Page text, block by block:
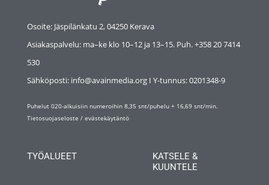
Osoite: Jäspilänkatu 2, 04250 Kerava
Asiakaspalvelu: ma–ke klo 10–12 ja 13–15. Puh. +358 20 7414
530
Sähköposti: info@avainmedia.org I Y-tunnus:0201348-9
Puhelut 020-alkuisiin numeroihin 8,35 snt/puhelu + 16,69 snt/min.
Tietosuojaseloste / evästekäytäntö
TYÖALUEET
KATSELE &
KUUNTELE